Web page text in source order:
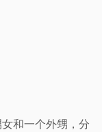
和一个外甥，分